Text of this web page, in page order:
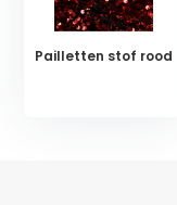
Pailletten stof rood